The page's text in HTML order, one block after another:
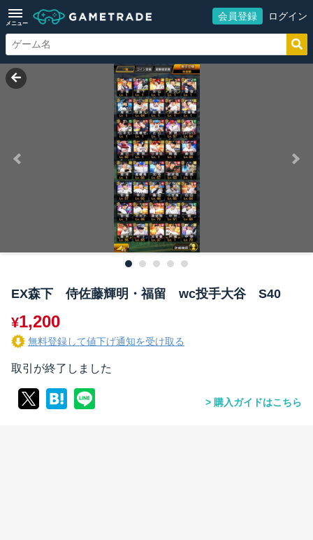
メニュー
会員登録 ログイン
EX森下 侍佐藤輝明・福留 wc投手大谷 S40
¥1,200
無料登録して値下げ通知を受け取る
取引が終了しました
購入ガイドはこちら